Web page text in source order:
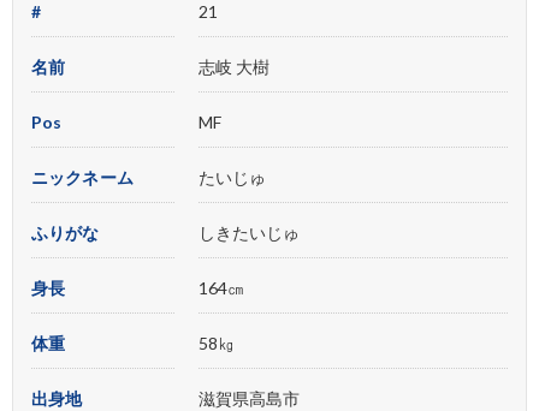
# 21
名前 志岐 大樹
Pos MF
ニックネーム たいじゅ
ふりがな しきたいじゅ
身長 164㎝
体重 58㎏
出身地 滋賀県高島市